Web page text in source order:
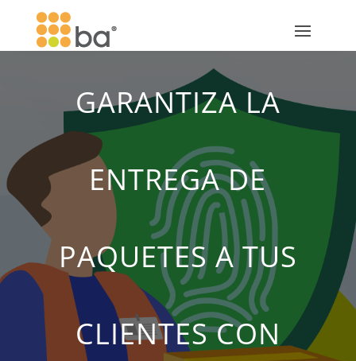
GARANTIZA LA
ENTREGA DE
PAQUETES A TUS
CLIENTES CON